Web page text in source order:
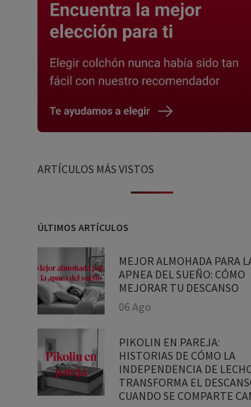
ARTÍCULOS MÁS VISTOS
ÚLTIMOS ARTÍCULOS
MEJOR ALMOHADA PARA LA
APNEA DEL SUEÑO: CÓMO
MEJORAR TU DESCANSO
06 Ago
PIKOLIN EN PAREJA:
HISTORIAS DE CÓMO LA
INDEPENDENCIA DE
TRANSFORMA EL
CUANDO SE COMPARTE